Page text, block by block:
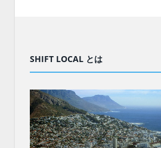
SHIFT LOCAL とは